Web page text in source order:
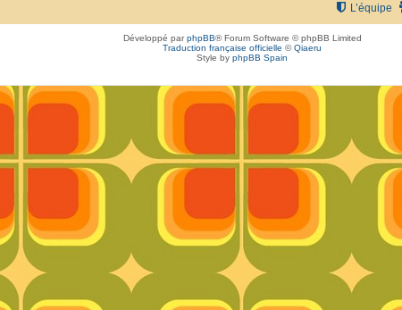
L’équipe
Développé parphpBB® Forum Software © phpBB Limited
Traduction française officielle ©Qiaeru
Style by phpBB Spain